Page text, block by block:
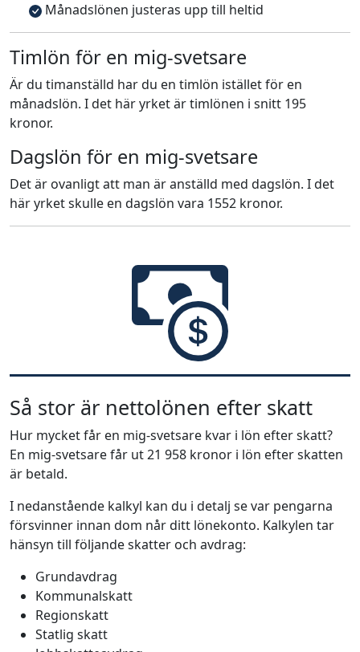
Månadslönen justeras upp till heltid
Timlön för en mig-svetsare
Är du timanställd har du en timlön istället för en
månadslön. I det här yrket är timlönen i snitt 195
kronor.
Dagslön för en mig-svetsare
Det är ovanligt att man är anställd med dagslön. I det
här yrket skulle en dagslön vara 1552 kronor.
Så stor är nettolönen efter skatt
Hur mycket får en mig-svetsare kvar i lön efter skatt?
En mig-svetsare får ut 21 958 kronor i lön efter skatten
är betald.
I nedanstående kalkyl kan du i detalj se var pengarna
försvinner innan dom når ditt lönekonto. Kalkylen tar
hänsyn till följande skatter och avdrag:
Grundavdrag
Kommunalskatt
Regionskatt
Statlig skatt